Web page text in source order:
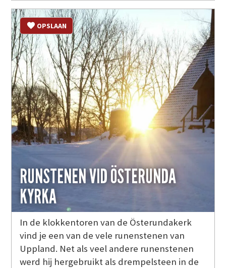
RUNSTENEN VID ÖSTERUNDA
KYRKA
OPSLAAN
In de klokkentoren van de Österundakerk
vind je een van de vele runenstenen van
Uppland. Net als veel andere runenstenen
werd hij hergebruikt als drempelsteen in de